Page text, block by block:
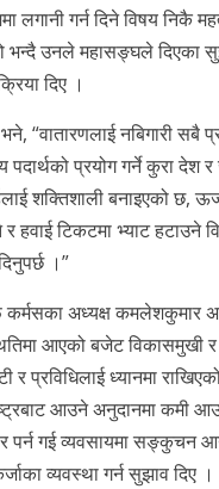
लगानी गर्न दिने विषय निकै
भन्दै उनले महासङ्घले दिएका
दिए ।
“वातारणलाई नबिगारी सबै
प्रयोग गर्ने कुरा देश
शक्तिशाली बनाइएको छ,
र हवाई टिकटमा भ्याट हटाउने
।”
अध्यक्ष कमलेशकुमार
आएको बजेट विकासमुखी र
प्रविधिलाई ध्यानमा
आउने अनुदानमा कमी
पर्न गई व्यवसायमा सङ्कुचन
व्यवस्था गर्न सुझाव दिए ।